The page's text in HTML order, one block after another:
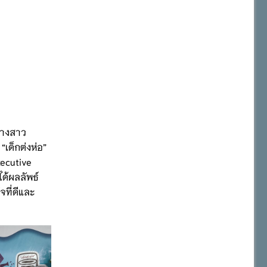
สาว
ด็กต่งห่อ”
ด้ผลลัพธ์
ที่ดีและ